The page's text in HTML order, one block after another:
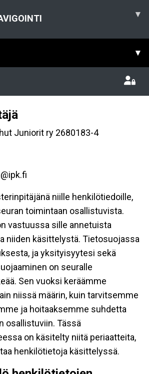
▾
▾
Juniorit ry 2680183-4
niille henkilötiedoille,
toimintaan osallistuvista.
vastuussa sille annetuista
niiden käsittelystä. Tietosuojassa
ja yksityisyytesi sekä
on seuralle
Sen vuoksi keräämme
niissä määrin, kuin tarvitsemme
ja hoitaaksemme suhdetta
osallistuviin. Tässä
on käsitelty niitä periaatteita,
henkilötietoja käsittelyssä.